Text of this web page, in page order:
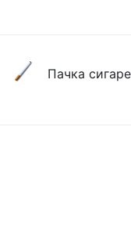
Пачка